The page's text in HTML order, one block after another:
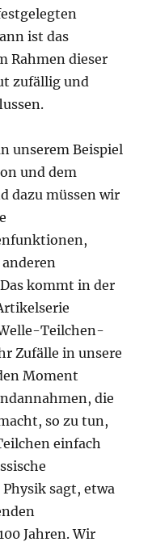
ist das
Rahmen dieser
zufällig und
unserem Beispiel
und dem
dazu müssen wir
kommt in der
Teilchen-
Zufälle in unsere
Moment
die
so zu tun,
einfach
sagt, etwa
Jahren. Wir